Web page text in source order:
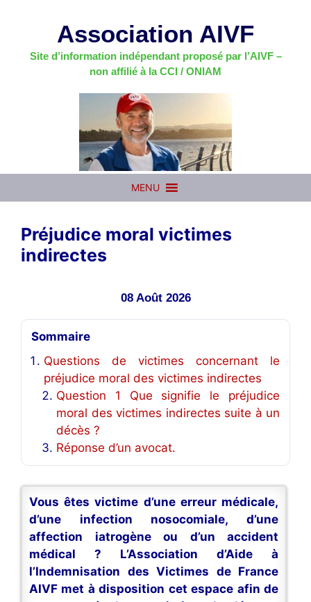
Association AIVF
Site d’information indépendant proposé par l’AIVF –
non affilié à la CCI / ONIAM
MENU
Préjudice moral victimes
indirectes
08 Août 2026
Sommaire
Questions de victimes concernant le
préjudice moral des victimes indirectes
Question 1 Que signifie le préjudice
moral des victimes indirectes suite à un
décès ?
Réponse d’un avocat.
Vous êtes victime d’une erreur médicale,
d’une infection nosocomiale, d’une
affection iatrogène ou d’un accident
médical ? L’Association d’Aide à
l’Indemnisation des Victimes de France
AIVF met à disposition cet espace afin de